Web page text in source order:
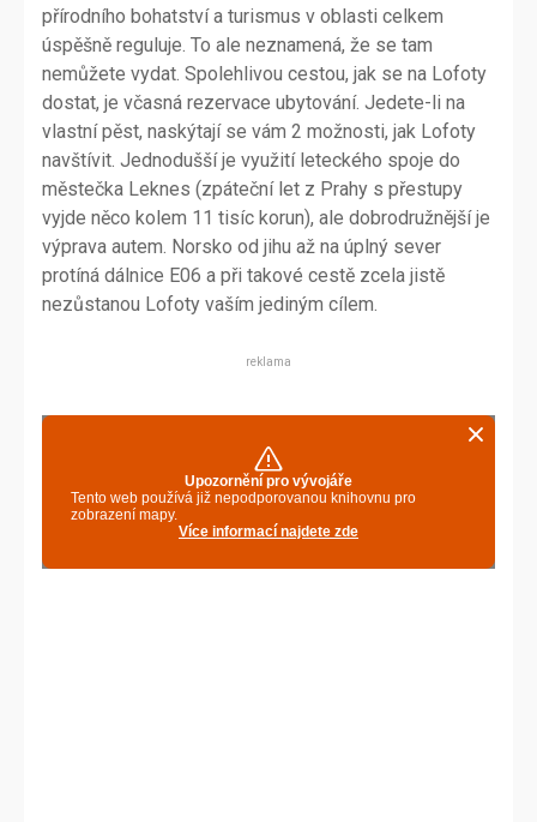
přírodního bohatství a turismus v oblasti celkem
úspěšně reguluje. To ale neznamená, že se tam
nemůžete vydat. Spolehlivou cestou, jak se na Lofoty
dostat, je včasná rezervace ubytování. Jedete-li na
vlastní pěst, naskýtají se vám 2 možnosti, jak Lofoty
navštívit. Jednodušší je využití leteckého spoje do
městečka Leknes (zpáteční let z Prahy s přestupy
vyjde něco kolem 11 tisíc korun), ale dobrodružnější je
výprava autem. Norsko od jihu až na úplný sever
protíná dálnice E06 a při takové cestě zcela jistě
nezůstanou Lofoty vaším jediným cílem.
reklama